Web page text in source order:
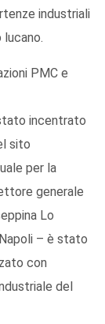
industriali
PMC e
incentrato
sito
per la
generale
Lo
– è stato
con
del